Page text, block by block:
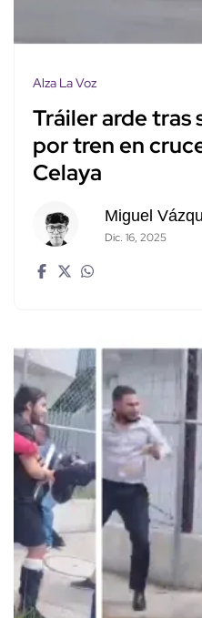
Alza La Voz
Tráiler arde tras
por tren en
Celaya
Miguel
Dic. 16, 2025